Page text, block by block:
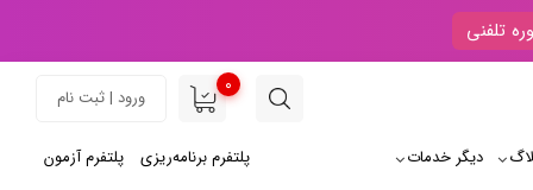
تلفنی
0
ورود | ثبت نام
دیگر خدمات پلتفرم آزمون
پلتفرم برنامه‌ریزی